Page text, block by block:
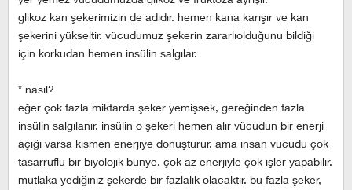
glikoz kan şekerimizin de adıdır. hemen kana karışır ve kan
şekerini yükseltir. vücudumuz şekerin zararlıolduğunu bildiği
için korkudan hemen insülin salgılar.
* nasıl?
eğer çok fazla miktarda şeker yemişsek, gereğinden fazla
insülin salgılanır. insülin o şekeri hemen alır vücudun bir enerji
açığı varsa kısmen enerjiye dönüştürür. ama insan vücudu çok
tasarruflu bir biyolojik bünye. çok az enerjiyle çok işler yapabilir.
mutlaka yediğiniz şekerde bir fazlalık olacaktır. bu fazla şeker,